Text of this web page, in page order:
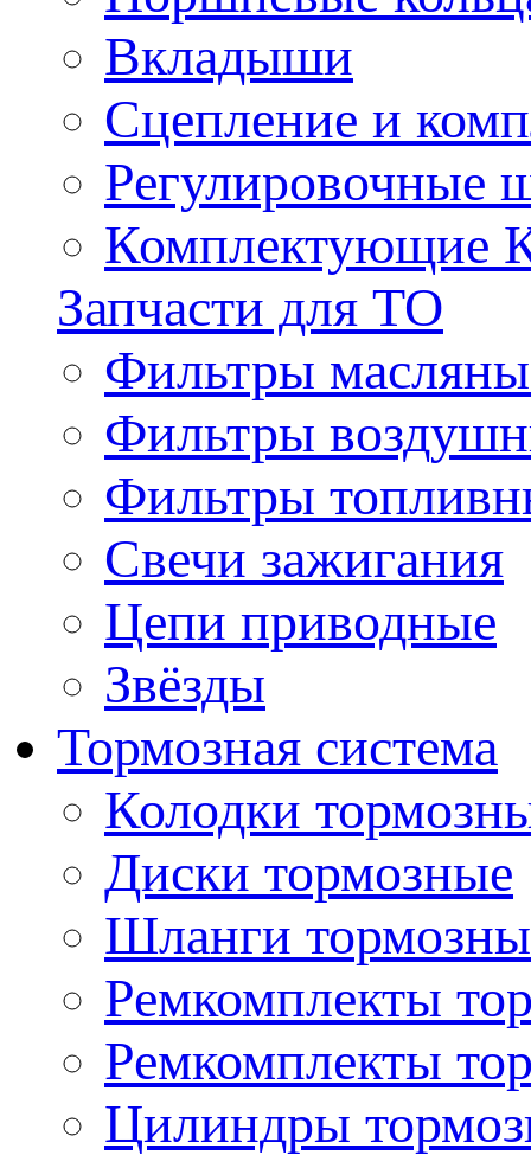
Вкладыши
Сцепление и
Регулировочные
Комплектующие
Запчасти для ТО
Фильтры
Фильтры
Фильтры
Свечи зажигания
Цепи приводные
Звёзды
Тормозная система
Колодки
Диски тормозные
Шланги
Ремкомплекты
Ремкомплекты
Цилиндры